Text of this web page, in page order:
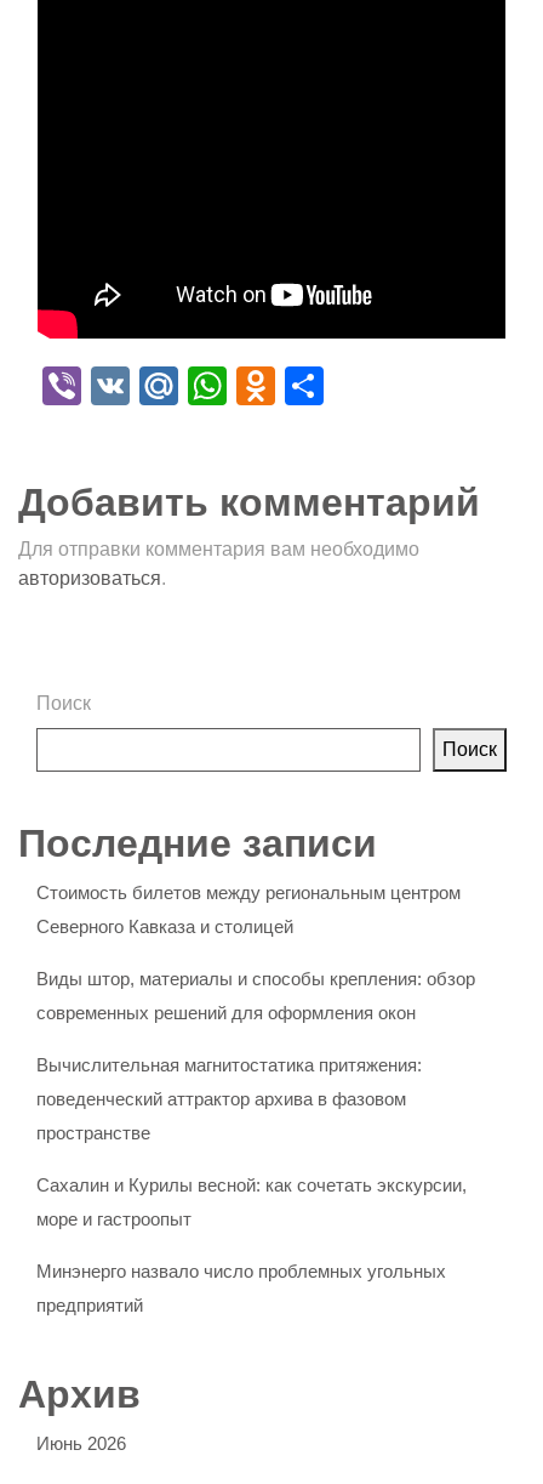
Viber
VK Mail.Ru
WhatsApp
Odnoklassniki
Добавить комментарий
Для отправки комментария вам необходимо
авторизоваться.
Поиск
Поиск
Последние записи
Стоимость билетов между региональным центром
Северного Кавказа и столицей
Виды штор, материалы и способы крепления: обзор
современных решений для оформления окон
Вычислительная магнитостатика притяжения:
поведенческий аттрактор архива в фазовом
пространстве
Сахалин и Курилы весной: как сочетать экскурсии,
море и гастроопыт
Минэнерго назвало число проблемных угольных
предприятий
Архив
Июнь 2026